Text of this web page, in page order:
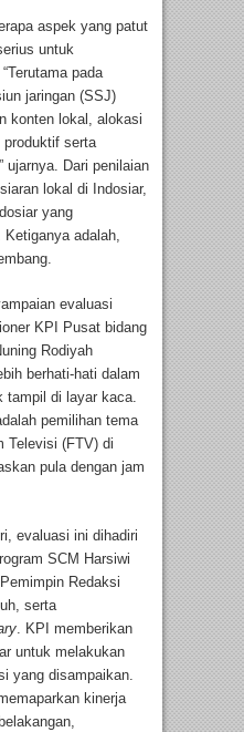
aspek yang patut
untuk
pada
jaringan (SSJ)
konten lokal, alokasi
produktif serta
ujarnya. Dari penilaian
lokal di Indosiar,
yang
adalah,
evaluasi
KPI Pusat bidang
Rodiyah
berhati-hati dalam
tampil di layar kaca.
pemilihan tema
Televisi (FTV) di
pula dengan jam
evaluasi ini dihadiri
SCM Harsiwi
Redaksi
serta
. KPI memberikan
untuk melakukan
yang disampaikan.
kinerja